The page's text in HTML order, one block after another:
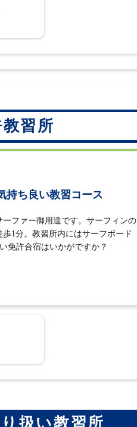
習所
持ち良い教習コース
ファー御用達です。サーフィンの
1分。教習所内にはサーフボード
免許合宿はいかがですか？
扱い教習所